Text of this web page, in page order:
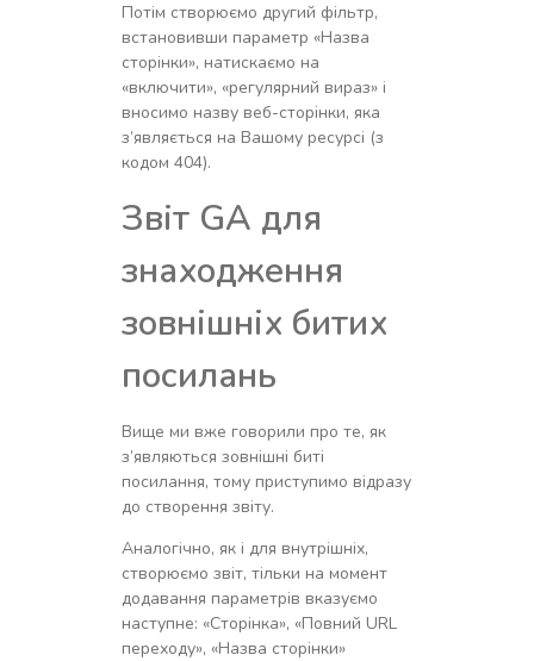
Потім створюємо другий фільтр,
встановивши параметр «Назва
сторінки», натискаємо на
«включити», «регулярний вираз» і
вносимо назву веб-сторінки, яка
з’являється на Вашому ресурсі (з
кодом 404).
Звіт GA для
знаходження
зовнішніх битих
посилань
Вище ми вже говорили про те, як
з’являються зовнішні биті
посилання, тому приступимо відразу
до створення звіту.
Аналогічно, як і для внутрішніх,
створюємо звіт, тільки на момент
додавання параметрів вказуємо
наступне: «Сторінка», «Повний URL
переходу», «Назва сторінки»